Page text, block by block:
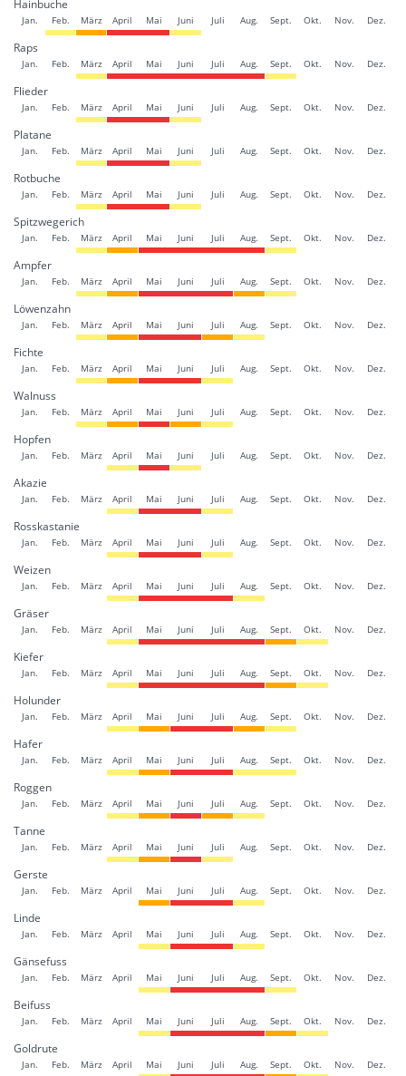
Hainbuche
Jan. Feb. März April Mai Juni Juli Aug. Sept. Okt. Nov. Dez.
Raps
Jan. Feb. März April Mai Juni Juli Aug. Sept. Okt. Nov. Dez.
Flieder
Jan. Feb. März April Mai Juni Juli Aug. Sept. Okt. Nov. Dez.
Platane
Jan. Feb. März April Mai Juni Juli Aug. Sept. Okt. Nov. Dez.
Rotbuche
Jan. Feb. März April Mai Juni Juli Aug. Sept. Okt. Nov. Dez.
Spitzwegerich
Jan. Feb. März April Mai Juni Juli Aug. Sept. Okt. Nov. Dez.
Ampfer
Jan. Feb. März April Mai Juni Juli Aug. Sept. Okt. Nov. Dez.
Löwenzahn
Jan. Feb. März April Mai Juni Juli Aug. Sept. Okt. Nov. Dez.
Fichte
Jan. Feb. März April Mai Juni Juli Aug. Sept. Okt. Nov. Dez.
Walnuss
Jan. Feb. März April Mai Juni Juli Aug. Sept. Okt. Nov. Dez.
Hopfen
Jan. Feb. März April Mai Juni Juli Aug. Sept. Okt. Nov. Dez.
Akazie
Jan. Feb. März April Mai Juni Juli Aug. Sept. Okt. Nov. Dez.
Rosskastanie
Jan. Feb. März April Mai Juni Juli Aug. Sept. Okt. Nov. Dez.
Weizen
Jan. Feb. März April Mai Juni Juli Aug. Sept. Okt. Nov. Dez.
Gräser
Jan. Feb. März April Mai Juni Juli Aug. Sept. Okt. Nov. Dez.
Kiefer
Jan. Feb. März April Mai Juni Juli Aug. Sept. Okt. Nov. Dez.
Holunder
Jan. Feb. März April Mai Juni Juli Aug. Sept. Okt. Nov. Dez.
Hafer
Jan. Feb. März April Mai Juni Juli Aug. Sept. Okt. Nov. Dez.
Roggen
Jan. Feb. März April Mai Juni Juli Aug. Sept. Okt. Nov. Dez.
Tanne
Jan. Feb. März April Mai Juni Juli Aug. Sept. Okt. Nov. Dez.
Gerste
Jan. Feb. März April Mai Juni Juli Aug. Sept. Okt. Nov. Dez.
Linde
Jan. Feb. März April Mai Juni Juli Aug. Sept. Okt. Nov. Dez.
Gänsefuss
Jan. Feb. März April Mai Juni Juli Aug. Sept. Okt. Nov. Dez.
Beifuss
Jan. Feb. März April Mai Juni Juli Aug. Sept. Okt. Nov. Dez.
Goldrute
Jan. Feb. März April Mai Juni Juli Aug. Sept. Okt. Nov. Dez.